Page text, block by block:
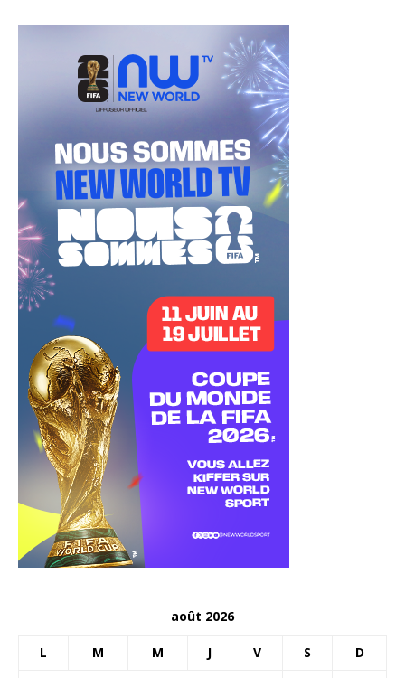
août 2026
L M M J V S D